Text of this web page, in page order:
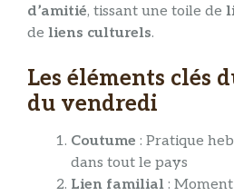
d’amitié, tissant une toile de
de liens culturels.
Les éléments clés
du vendredi
Coutume : Pratique
dans tout le pays
Lien familial :